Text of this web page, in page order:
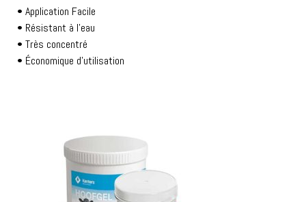
• Application Facile
• Résistant à l’eau
• Très concentré
• Économique d’utilisation